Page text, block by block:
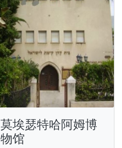
莫埃瑟特哈阿姆博
物馆